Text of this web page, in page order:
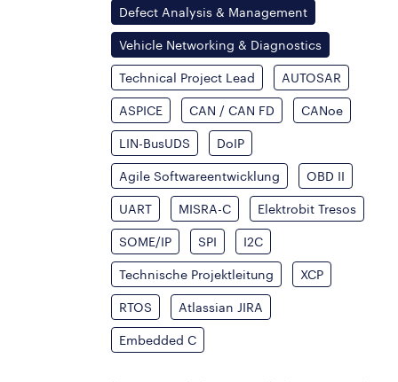
Defect Analysis & Management
Vehicle Networking & Diagnostics
Technical Project Lead AUTOSAR
ASPICE CAN / CAN FD CANoe
LIN-BusUDS DoIP
Agile Softwareentwicklung OBD II
UART MISRA-C Elektrobit Tresos
SOME/IP SPI I2C
Technische Projektleitung XCP
RTOS Atlassian JIRA
Embedded C